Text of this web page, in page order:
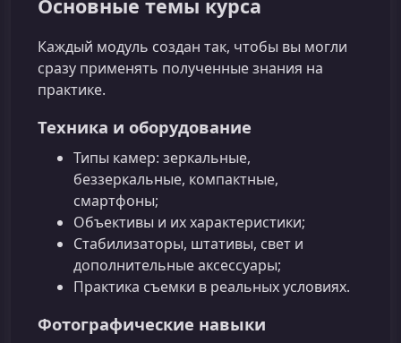
Основные темы курса
Каждый модуль создан так, чтобы вы могли
сразу применять полученные знания на
практике.
Техника и оборудование
Типы камер: зеркальные,
беззеркальные, компактные,
смартфоны;
Объективы и их характеристики;
Стабилизаторы, штативы, свет и
дополнительные аксессуары;
Практика съемки в реальных условиях.
Фотографические навыки